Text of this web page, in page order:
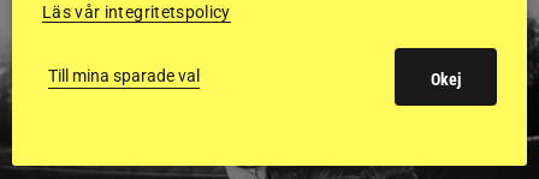
Läs vår integritetspolicy
Till mina sparade val Okej